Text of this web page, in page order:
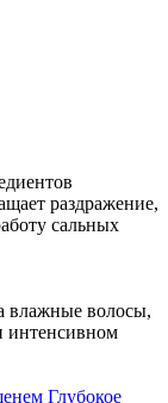
раздражение,
сальных
влажные волосы,
интенсивном